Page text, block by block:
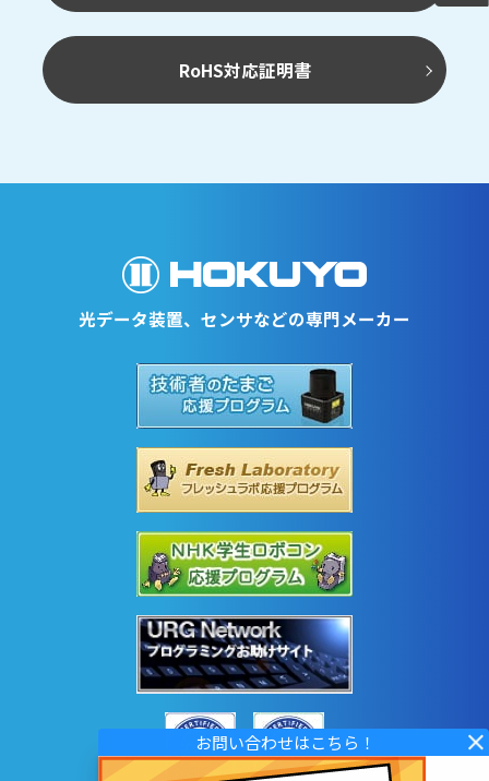
RoHS対応証明書
光データ装置、センサなどの専門メーカー